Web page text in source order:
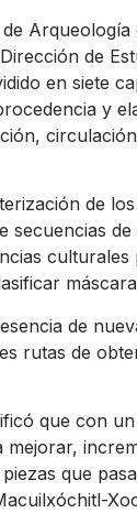
de
en siete
y
de
secuencias
culturales
de
rutas de
que con
mejorar,
que